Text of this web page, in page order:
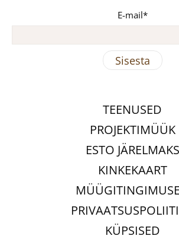
E-mail
TEENUSED
PROJEKTIMÜÜK
ESTO JÄRELMAKS
KINKEKAART
KÜPSISED